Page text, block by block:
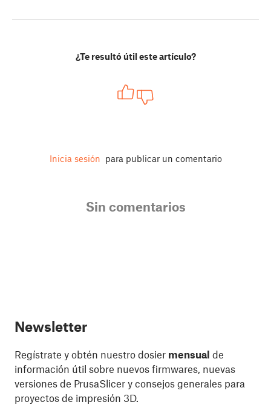
¿Te resultó útil este artículo?
Inicia sesión para publicar un comentario
Sin comentarios
Newsletter
Regístrate y obtén nuestro dosier mensual de
información útil sobre nuevos firmwares, nuevas
versiones de PrusaSlicer y consejos generales para
proyectos de impresión 3D.